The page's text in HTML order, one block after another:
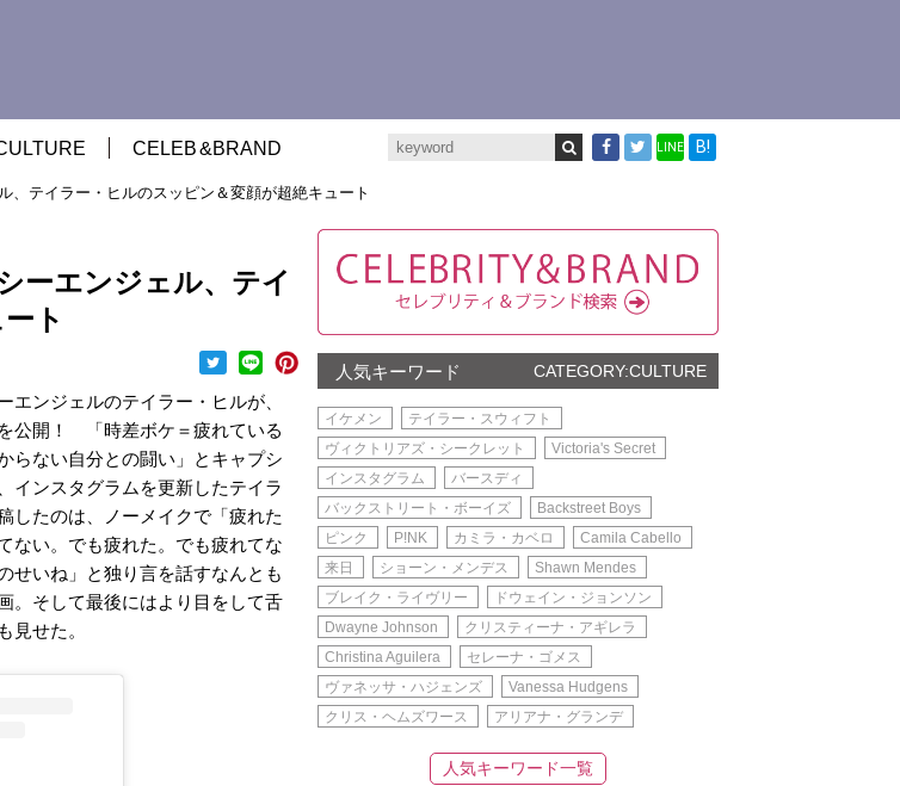
CELEB&BRAND LINE B!
テイラー・ヒルのスッピン＆変顔が超絶キュート
ーエンジェル、テイ
ト
エンジェルのテイラー・ヒルが、
公開！ 「時差ボケ＝疲れている
らない自分との闘い」とキャプシ
インスタグラムを更新したテイラ
したのは、ノーメイクで「疲れた
ない。でも疲れた。でも疲れてな
せいね」と独り言を話すなんとも
。そして最後にはより目をして舌
見せた。
人気キーワード CATEGORY:CULTURE
イケメン
テイラー・スウィフト
ヴィクトリアズ・シークレット
Victoria's Secret
インスタグラム
バースディ
バックストリート・ボーイズ
Backstreet Boys
ピンク
P!NK カミラ・カベロ
Camila Cabello
来日
ショーン・メンデス
Shawn Mendes
ブレイク・ライヴリー
ドウェイン・ジョンソン
Dwayne Johnson
クリスティーナ・アギレラ
Christina Aguilera
セレーナ・ゴメス
ヴァネッサ・ハジェンズ
Vanessa Hudgens
クリス・ヘムズワース
アリアナ・グランデ
人気キーワード一覧